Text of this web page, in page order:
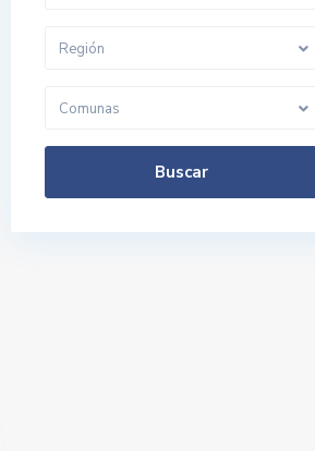
Región
Comunas
Buscar